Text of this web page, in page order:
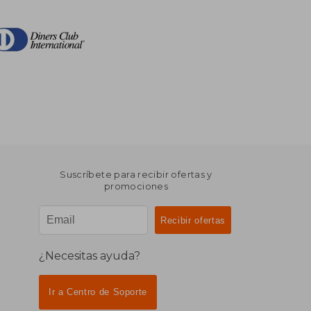
Suscríbete para recibir ofertas y
promociones
¿Necesitas ayuda?
Ir a Centro de Soporte